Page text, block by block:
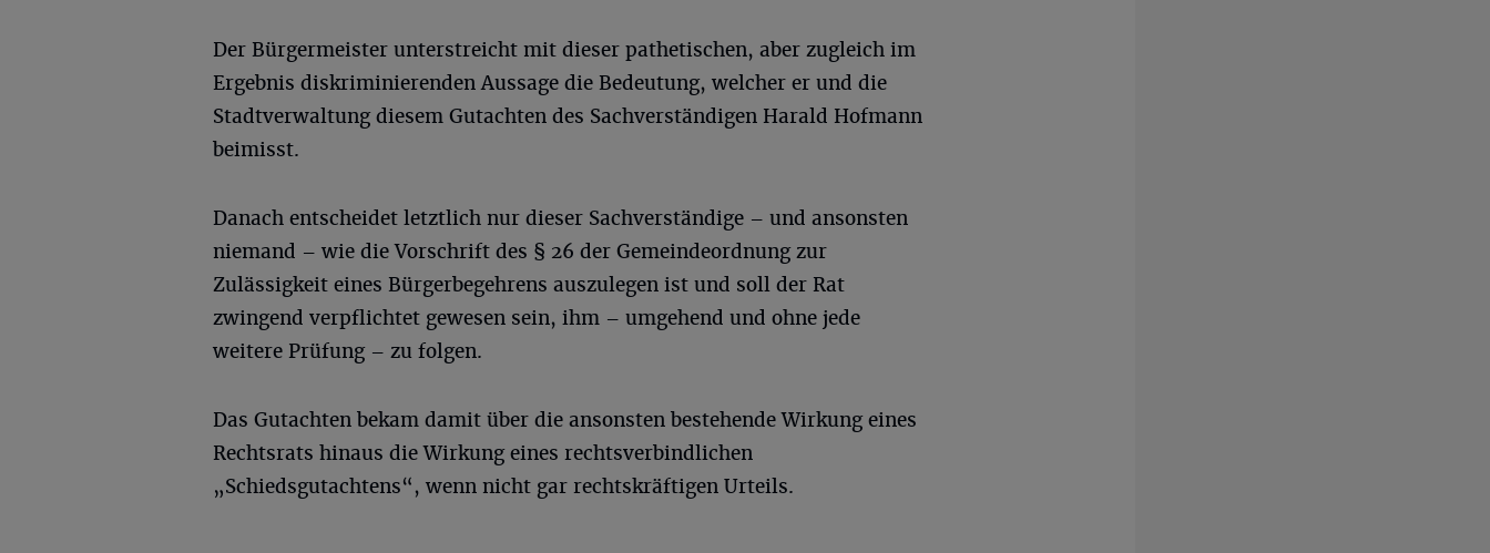
Der Bürgermeister unterstreicht mit dieser pathetischen, aber zugleich im
Ergebnis diskriminierenden Aussage die Bedeutung, welcher er und die
Stadtverwaltung diesem Gutachten des Sachverständigen Harald Hofmann
beimisst.
Danach entscheidet letztlich nur dieser Sachverständige – und ansonsten
niemand – wie die Vorschrift des § 26 der Gemeindeordnung zur
Zulässigkeit eines Bürgerbegehrens auszulegen ist und soll der Rat
zwingend verpflichtet gewesen sein, ihm – umgehend und ohne jede
weitere Prüfung – zu folgen.
Das Gutachten bekam damit über die ansonsten bestehende Wirkung eines
Rechtsrats hinaus die Wirkung eines rechtsverbindlichen
„Schiedsgutachtens“, wenn nicht gar rechtskräftigen Urteils.